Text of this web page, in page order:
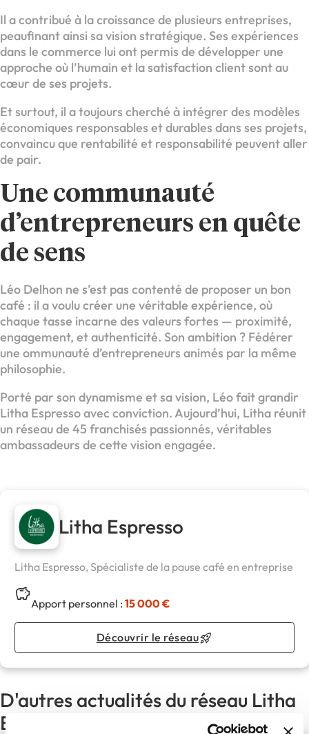
Il a contribué à la croissance de plusieurs entreprises,
peaufinant ainsi sa vision stratégique. Ses expériences
dans le commerce lui ont permis de développer une
approche où l’humain et la satisfaction client sont au
cœur de ses projets.
Et surtout, il a toujours cherché à intégrer des modèles
économiques responsables et durables dans ses projets,
convaincu que rentabilité et responsabilité peuvent aller
de pair.
Une communauté
d’entrepreneurs en quête
de sens
Léo Delhon ne s’est pas contenté de proposer un bon
café : il a voulu créer une véritable expérience, où
chaque tasse incarne des valeurs fortes — proximité,
engagement, et authenticité. Son ambition ? Fédérer
une ommunauté d’entrepreneurs animés par la même
philosophie.
Porté par son dynamisme et sa vision, Léo fait grandir
Litha Espresso avec conviction. Aujourd’hui, Litha réunit
un réseau de 45 franchisés passionnés, véritables
ambassadeurs de cette vision engagée.
Litha Espresso
Litha Espresso, Spécialiste de la pause café en entreprise
Apport personnel :15 000 €
Découvrir le réseau
D'autres actualités du réseau Litha
Espresso